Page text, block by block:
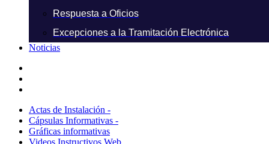
Respuesta a Oficios
Excepciones a la Tramitación Electrónica
Noticias
Actas de Instalación -
Cápsulas Informativas -
Gráficas informativas
Videos Instructivos Web